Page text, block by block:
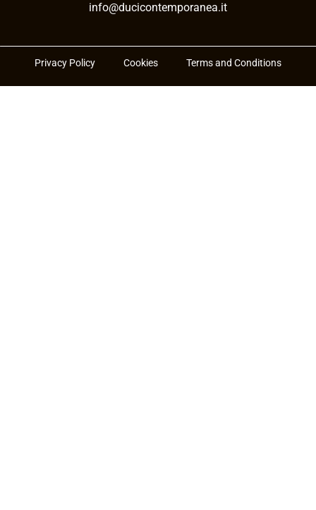
info@ducicontemporanea.it
Privacy Policy Cookies Terms and Conditions